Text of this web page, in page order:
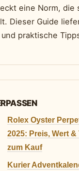
eine Norm, die
Dieser Guide
praktische
Rolex Oyster
2025: Preis, Wert
zum Kauf
Kurier